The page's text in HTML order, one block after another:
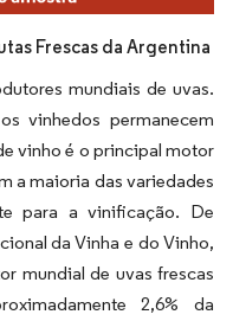
Frescas da Argentina
mundiais de uvas.
vinhedos permanecem
vinho é o principal motor
a maioria das variedades
para a vinificação. De
da Vinha e do Vinho,
mundial de uvas frescas
2,6% da